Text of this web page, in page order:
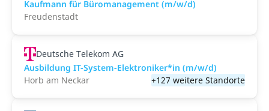
Kaufmann für Büromanagement (m/w/d)
Freudenstadt
Deutsche Telekom AG
Ausbildung IT-System-Elektroniker*in (m/w/d)
Horb am Neckar
+127 weitere Standorte